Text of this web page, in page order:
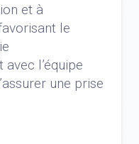
et à
le
l’équipe
une prise